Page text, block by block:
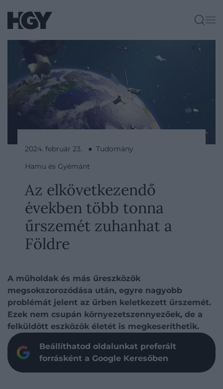
2024. február 23. ● Tudomány
Hamu és Gyémánt
Az elkövetkezendő
években több tonna
űrszemét zuhanhat a
Földre
A műholdak és más űreszközök
megsokszorozódása után, egyre nagyobb
problémát jelent az űrben keletkezett űrszemét.
Ezek nem csupán környezetszennyezőek, de a
felküldött eszközök életét is megkeseríthetik.
Beállíthatod oldalunkat preferált
forrásként a Google Keresőben